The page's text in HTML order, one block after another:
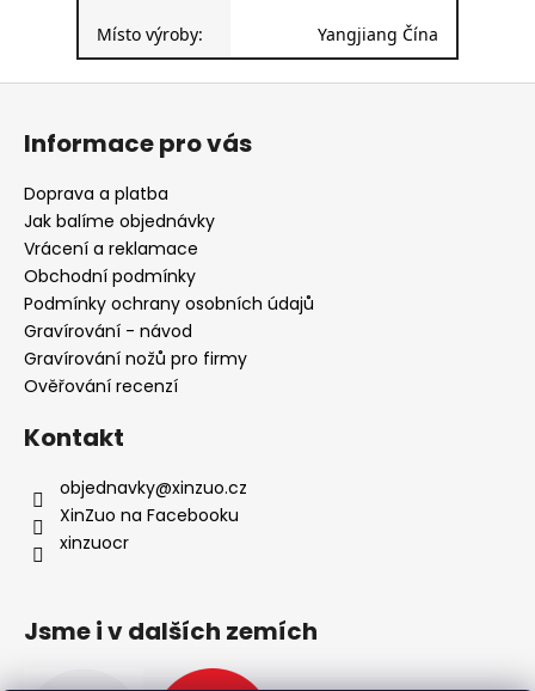
Místo výroby: Yangjiang Čína
Z
Informace pro vás
Doprava a platba
Jak balíme objednávky
Vrácení a reklamace
Obchodní podmínky
Podmínky ochrany osobních údajů
Gravírování - návod
Gravírování nožů pro firmy
Ověřování recenzí
Kontakt
objednavky@xinzuo.cz
XinZuo na Facebooku
xinzuocr
Jsme i v dalších zemích